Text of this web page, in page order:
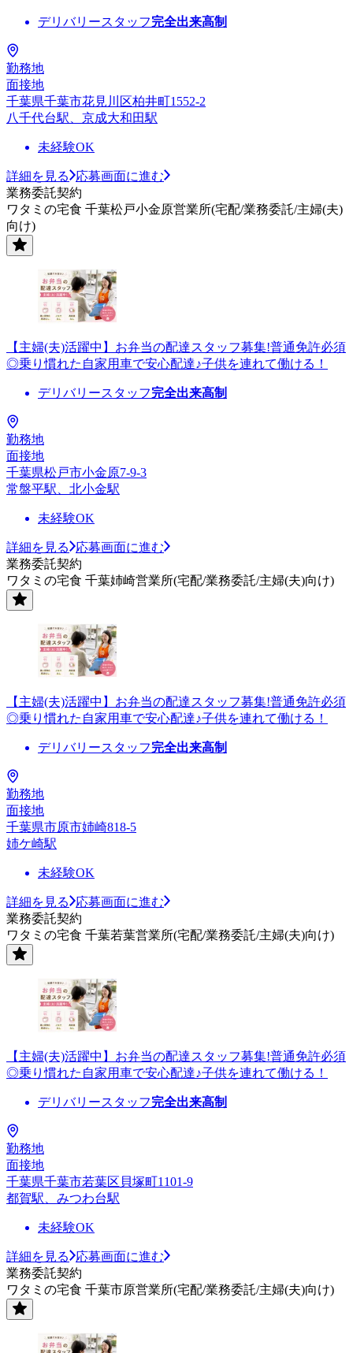
デリバリースタッフ完全出来高制
勤務地
面接地
千葉県千葉市花見川区柏井町1552-2
八千代台駅、京成大和田駅
未経験OK
詳細を見る
応募画面に進む
業務委託契約
ワタミの宅食 千葉松戸小金原営業所(宅配/業務委託/主婦(夫)
向け)
【主婦(夫)活躍中】お弁当の配達スタッフ募集!普通免許必須
◎乗り慣れた自家用車で安心配達♪子供を連れて働ける！
デリバリースタッフ完全出来高制
勤務地
面接地
千葉県松戸市小金原7-9-3
常盤平駅、北小金駅
未経験OK
詳細を見る
応募画面に進む
業務委託契約
ワタミの宅食 千葉姉崎営業所(宅配/業務委託/主婦(夫)向け)
【主婦(夫)活躍中】お弁当の配達スタッフ募集!普通免許必須
◎乗り慣れた自家用車で安心配達♪子供を連れて働ける！
デリバリースタッフ完全出来高制
勤務地
面接地
千葉県市原市姉崎818-5
姉ケ崎駅
未経験OK
詳細を見る
応募画面に進む
業務委託契約
ワタミの宅食 千葉若葉営業所(宅配/業務委託/主婦(夫)向け)
【主婦(夫)活躍中】お弁当の配達スタッフ募集!普通免許必須
◎乗り慣れた自家用車で安心配達♪子供を連れて働ける！
デリバリースタッフ完全出来高制
勤務地
面接地
千葉県千葉市若葉区貝塚町1101-9
都賀駅、みつわ台駅
未経験OK
詳細を見る
応募画面に進む
業務委託契約
ワタミの宅食 千葉市原営業所(宅配/業務委託/主婦(夫)向け)